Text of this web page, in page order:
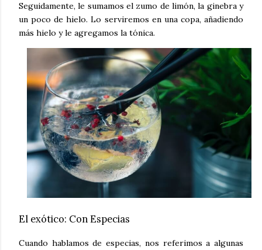
Seguidamente, le sumamos el zumo de limón, la ginebra y
un poco de hielo. Lo serviremos en una copa, añadiendo
más hielo y le agregamos la tónica.
El exótico: Con Especias
Cuando hablamos de especias, nos referimos a algunas